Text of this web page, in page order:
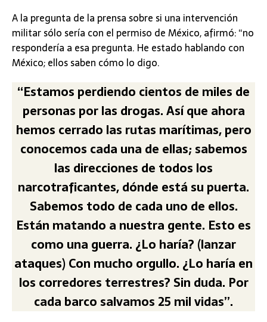
A la pregunta de la prensa sobre si una intervención
militar sólo sería con el permiso de México, afirmó: “no
respondería a esa pregunta. He estado hablando con
México; ellos saben cómo lo digo.
“Estamos perdiendo cientos de miles de
personas por las drogas. Así que ahora
hemos cerrado las rutas marítimas, pero
conocemos cada una de ellas; sabemos
las direcciones de todos los
narcotraficantes, dónde está su puerta.
Sabemos todo de cada uno de ellos.
Están matando a nuestra gente. Esto es
como una guerra. ¿Lo haría? (lanzar
ataques) Con mucho orgullo. ¿Lo haría en
los corredores terrestres? Sin duda. Por
cada barco salvamos 25 mil vidas”.